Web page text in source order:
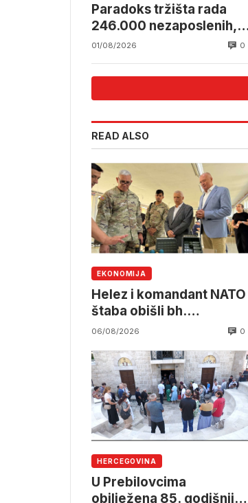
Paradoks tržišta rada
246.000 nezaposlenih, a
radnika i dalje nedostaje
01/08/2026 0
READ ALSO
EKONOMIJA
Helez i komandant NATO
štaba obišli bh.
namjensku industriju
06/08/2026 0
HERCEGOVINA
U Prebilovcima
obilježena 85. godišnjica